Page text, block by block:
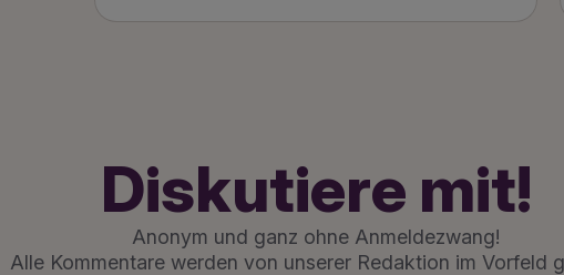
Diskutiere mit!
Anonym und ganz ohne Anmeldezwang!
Alle Kommentare werden von unserer Redaktion im Vorfeld